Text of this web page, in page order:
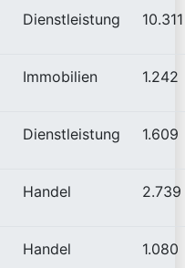
Dienstleistung 10.311
Immobilien 1.242
Dienstleistung 1.609
Handel 2.739
Handel 1.080